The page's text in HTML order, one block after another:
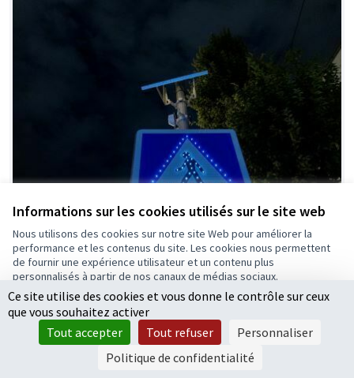
Informations sur les cookies utilisés sur le site web
Nous utilisons des cookies sur notre site Web pour améliorer la
performance et les contenus du site. Les cookies nous permettent
de fournir une expérience utilisateur et un contenu plus
personnalisés à partir de nos canaux de médias sociaux.
Tout accepter
Accepter seulement les cookies essentiels
Paramètres
Ce site utilise des cookies et vous donne le contrôle sur ceux
que vous souhaitez activer
Tout accepter
Tout refuser
Personnaliser
Politique de confidentialité